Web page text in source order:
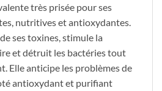
très prisée pour ses
nutritives et antioxydantes.
ses toxines, stimule la
et détruit les bactéries tout
Elle anticipe les problèmes de
antioxydant et purifiant